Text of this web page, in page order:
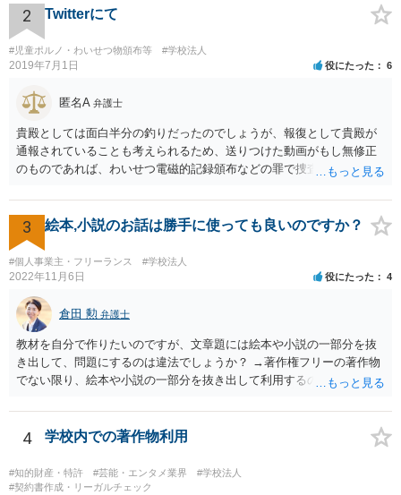
2 Twitterにて
#児童ポルノ・わいせつ物頒布等 #学校法人
2019年7月1日 役にたった 6
匿名A 弁護士
貴殿としては面白半分の釣りだったのでしょうが、報復として貴殿が
通報されていることも考えられるため、送りつけた動画がもし無修正
のものであれば、わいせつ電磁的記録頒布などの罪で捜査の対象にな
察が自宅に来て、パソコンの中身を見られたり事情聴取を受けたりす
る可能性はゼロとは言えません。このようなことが繰り返されないこ
とを望みます。 まあ警察もこのような軽微な事案まではなかなか手が
回らないと思いますが。 それと、動画についてＫ高校の名前が挙がっ
ていますが、学校名を特定する根拠が不明でデマの可能性がある場
合、その高校名を拡散する行為は不適切と思われます。私学の場合、
学校法人の名誉を毀損したとして損害賠償を求められる可能性も否定
できません。
3 絵本,小説のお話は勝手に使っても良いのですか？
#個人事業主・フリーランス #学校法人
2022年11月6日 役にたった 4
倉田 勲 弁護士
教材を自分で作りたいのですが、文章題には絵本や小説の一部分を抜
き出して、問題にするのは違法でしょうか？ →著作権フリーの著作物
でない限り、絵本や小説の一部分を抜き出して利用するのは著作権法
4 学校内での著作物利用
#知的財産・特許 #芸能・エンタメ業界
#学校法人
#契約書作成・リーガルチェック